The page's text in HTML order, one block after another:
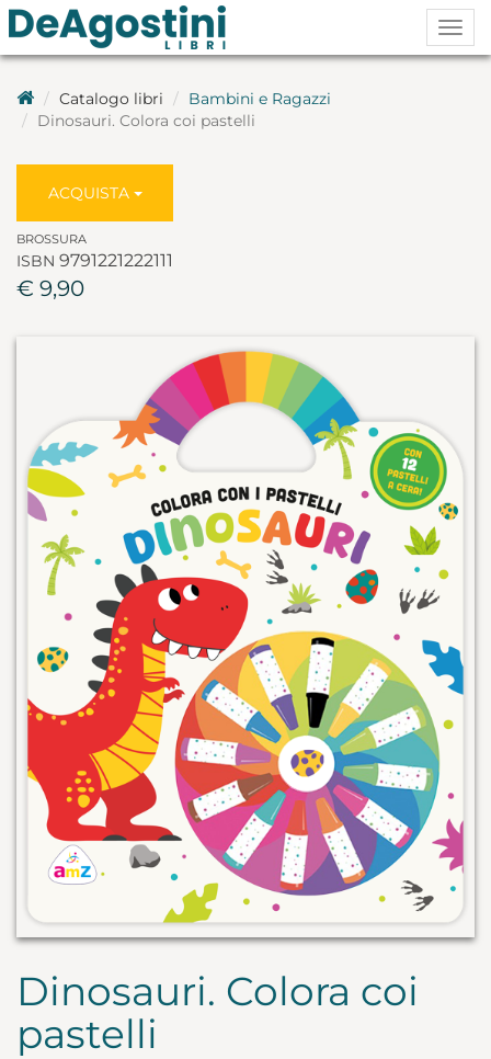
Catalogo libri
Bambini e Ragazzi
Dinosauri. Colora coi pastelli
ACQUISTA
BROSSURA
ISBN 9791221222111
€ 9,90
Dinosauri. Colora coi
pastelli